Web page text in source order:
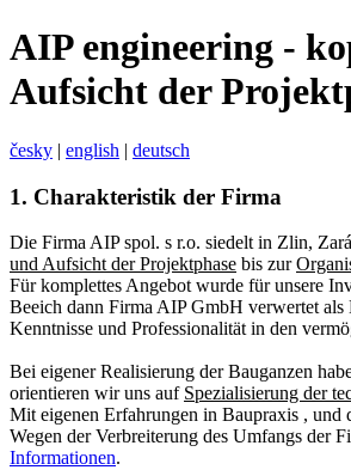
AIP engineering -
Aufsicht der
česky | english | deutsch
1. Charakteristik der Firma
Die Firma AIP spol. s r.o. siedelt in Zlin,
und Aufsicht der Projektphase bis zur
Für komplettes Angebot wurde für unsere
Beeich dann Firma AIP GmbH verwertet
Kenntnisse und Professionalität in den
Bei eigener Realisierung der Bauganzen
orientieren wir uns auf Spezialisierung der
Mit eigenen Erfahrungen in Baupraxis , und
Wegen der Verbreiterung des Umfangs der
Informationen.